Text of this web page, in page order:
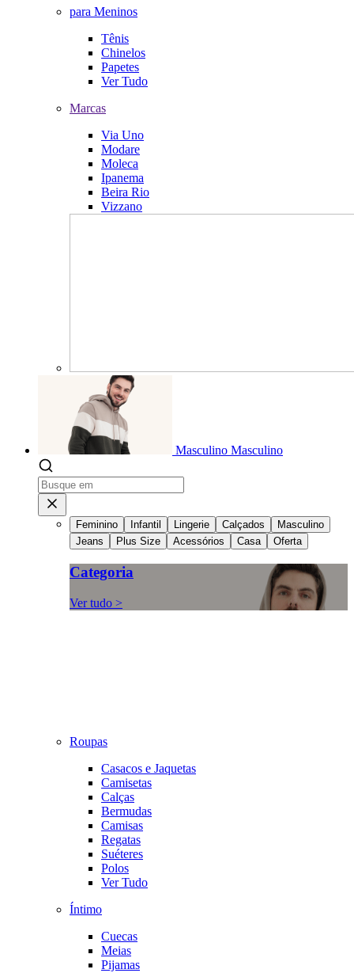
para Meninos
Tênis
Chinelos
Papetes
Ver Tudo
Marcas
Via Uno
Modare
Moleca
Ipanema
Beira Rio
Vizzano
Masculino Masculino
Feminino Infantil Lingerie Calçados
Masculino
Jeans
Plus Size Acessórios Casa Oferta
Categoria
Ver tudo >
Roupas
Casacos e Jaquetas
Camisetas
Calças
Bermudas
Camisas
Regatas
Suéteres
Polos
Ver Tudo
Íntimo
Cuecas
Meias
Pijamas